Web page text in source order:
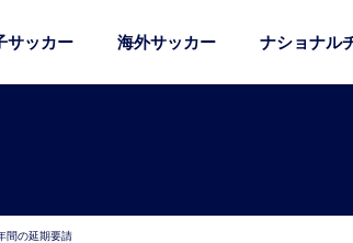
サッカー 海外サッカー ナショナル
間の延期要請